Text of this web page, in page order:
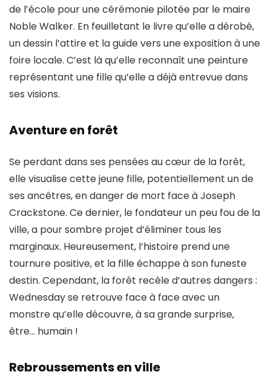
de l’école pour une cérémonie pilotée par le maire
Noble Walker. En feuilletant le livre qu’elle a dérobé,
un dessin l’attire et la guide vers une exposition à une
foire locale. C’est là qu’elle reconnaît une peinture
représentant une fille qu’elle a déjà entrevue dans
ses visions.
Aventure en forêt
Se perdant dans ses pensées au cœur de la forêt,
elle visualise cette jeune fille, potentiellement un de
ses ancêtres, en danger de mort face à Joseph
Crackstone. Ce dernier, le fondateur un peu fou de la
ville, a pour sombre projet d’éliminer tous les
marginaux. Heureusement, l’histoire prend une
tournure positive, et la fille échappe à son funeste
destin. Cependant, la forêt recèle d’autres dangers :
Wednesday se retrouve face à face avec un
monstre qu’elle découvre, à sa grande surprise,
être… humain !
Rebroussements en ville